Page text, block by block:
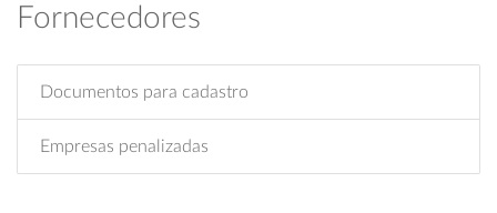
Fornecedores
Documentos para cadastro
Empresas penalizadas